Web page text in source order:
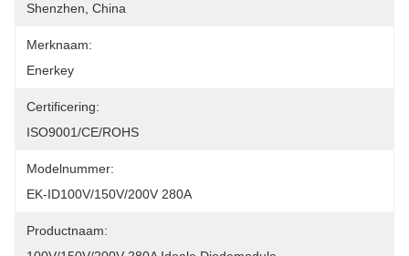
Shenzhen, China
Merknaam:
Enerkey
Certificering:
ISO9001/CE/ROHS
Modelnummer:
EK-ID100V/150V/200V 280A
Productnaam: